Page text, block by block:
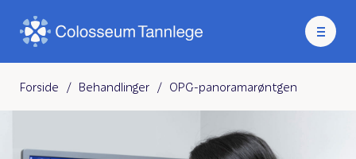
Forside / Behandlinger / OPG-panoramarøntgen